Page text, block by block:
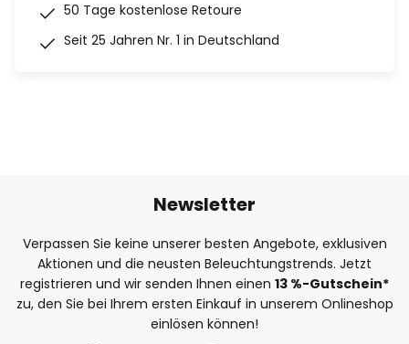
50 Tage kostenlose Retoure
Seit 25 Jahren Nr. 1 in Deutschland
Newsletter
Verpassen Sie keine unserer besten Angebote, exklusiven
Aktionen und die neusten Beleuchtungstrends. Jetzt
registrieren und wir senden Ihnen einen 13 %-Gutschein*
zu, den Sie bei Ihrem ersten Einkauf in unserem Onlineshop
einlösen können!